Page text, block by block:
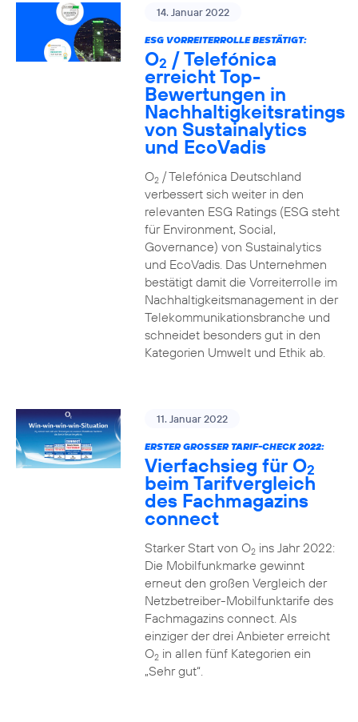
14. Januar 2022
ESG VORREITERROLLE BESTÄTIGT:
O2 / Telefónica
erreicht Top-
Bewertungen in
Nachhaltigkeitsratings
von Sustainalytics
und EcoVadis
O2/ Telefónica Deutschland
verbessert sich weiter in den
relevanten ESG Ratings (ESG steht
für Environment, Social,
Governance) von Sustainalytics
und EcoVadis. Das Unternehmen
bestätigt damit die Vorreiterrolle im
Nachhaltigkeitsmanagement in der
Telekommunikationsbranche und
schneidet besonders gut in den
Kategorien Umwelt und Ethik ab.
11. Januar 2022
ERSTER GROSSER TARIF-CHECK 2022:
Vierfachsieg für O2
beim Tarifvergleich
des Fachmagazins
connect
Starker Start von O2ins Jahr 2022:
Die Mobilfunkmarke gewinnt
erneut den großen Vergleich der
Netzbetreiber-Mobilfunktarife des
Fachmagazins connect. Als
einziger der drei Anbieter erreicht
O2in allen fünf Kategorien ein
„Sehr gut“.